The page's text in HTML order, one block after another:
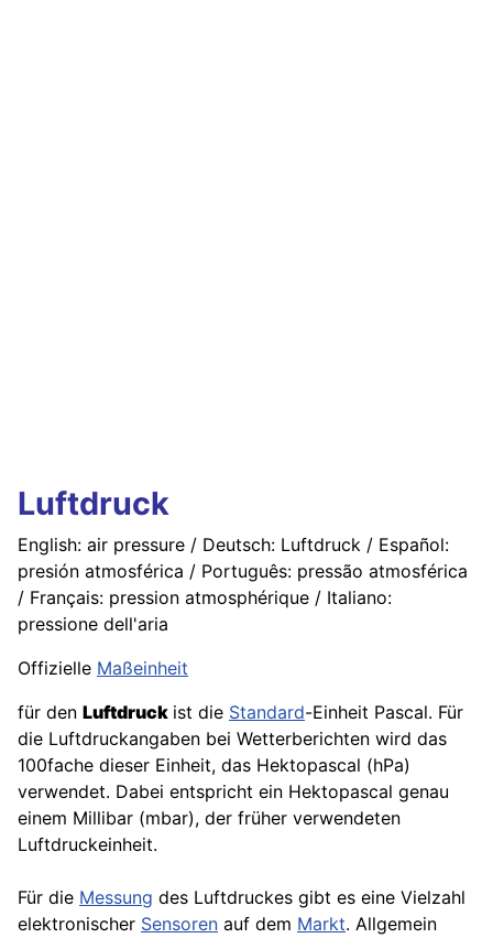
Luftdruck
English: air pressure / Deutsch: Luftdruck / Español:
presión atmosférica / Português: pressão atmosférica
/ Français: pression atmosphérique / Italiano:
pressione dell'aria
Offizielle Maßeinheit
für den Luftdruck ist die Standard-Einheit Pascal. Für
die Luftdruckangaben bei Wetterberichten wird das
100fache dieser Einheit, das Hektopascal (hPa)
verwendet. Dabei entspricht ein Hektopascal genau
einem Millibar (mbar), der früher verwendeten
Luftdruckeinheit.
Für die Messung des Luftdruckes gibt es eine Vielzahl
elektronischer Sensoren auf dem Markt. Allgemein